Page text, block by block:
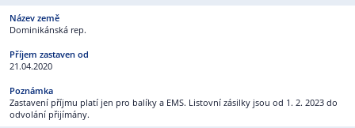
Dominikánská rep.
21.04.2020
Zastavení příjmu platí jen pro balíky a EMS. Listovní zásilky jsou od 1. 2. 2023 do
odvolání přijímány.